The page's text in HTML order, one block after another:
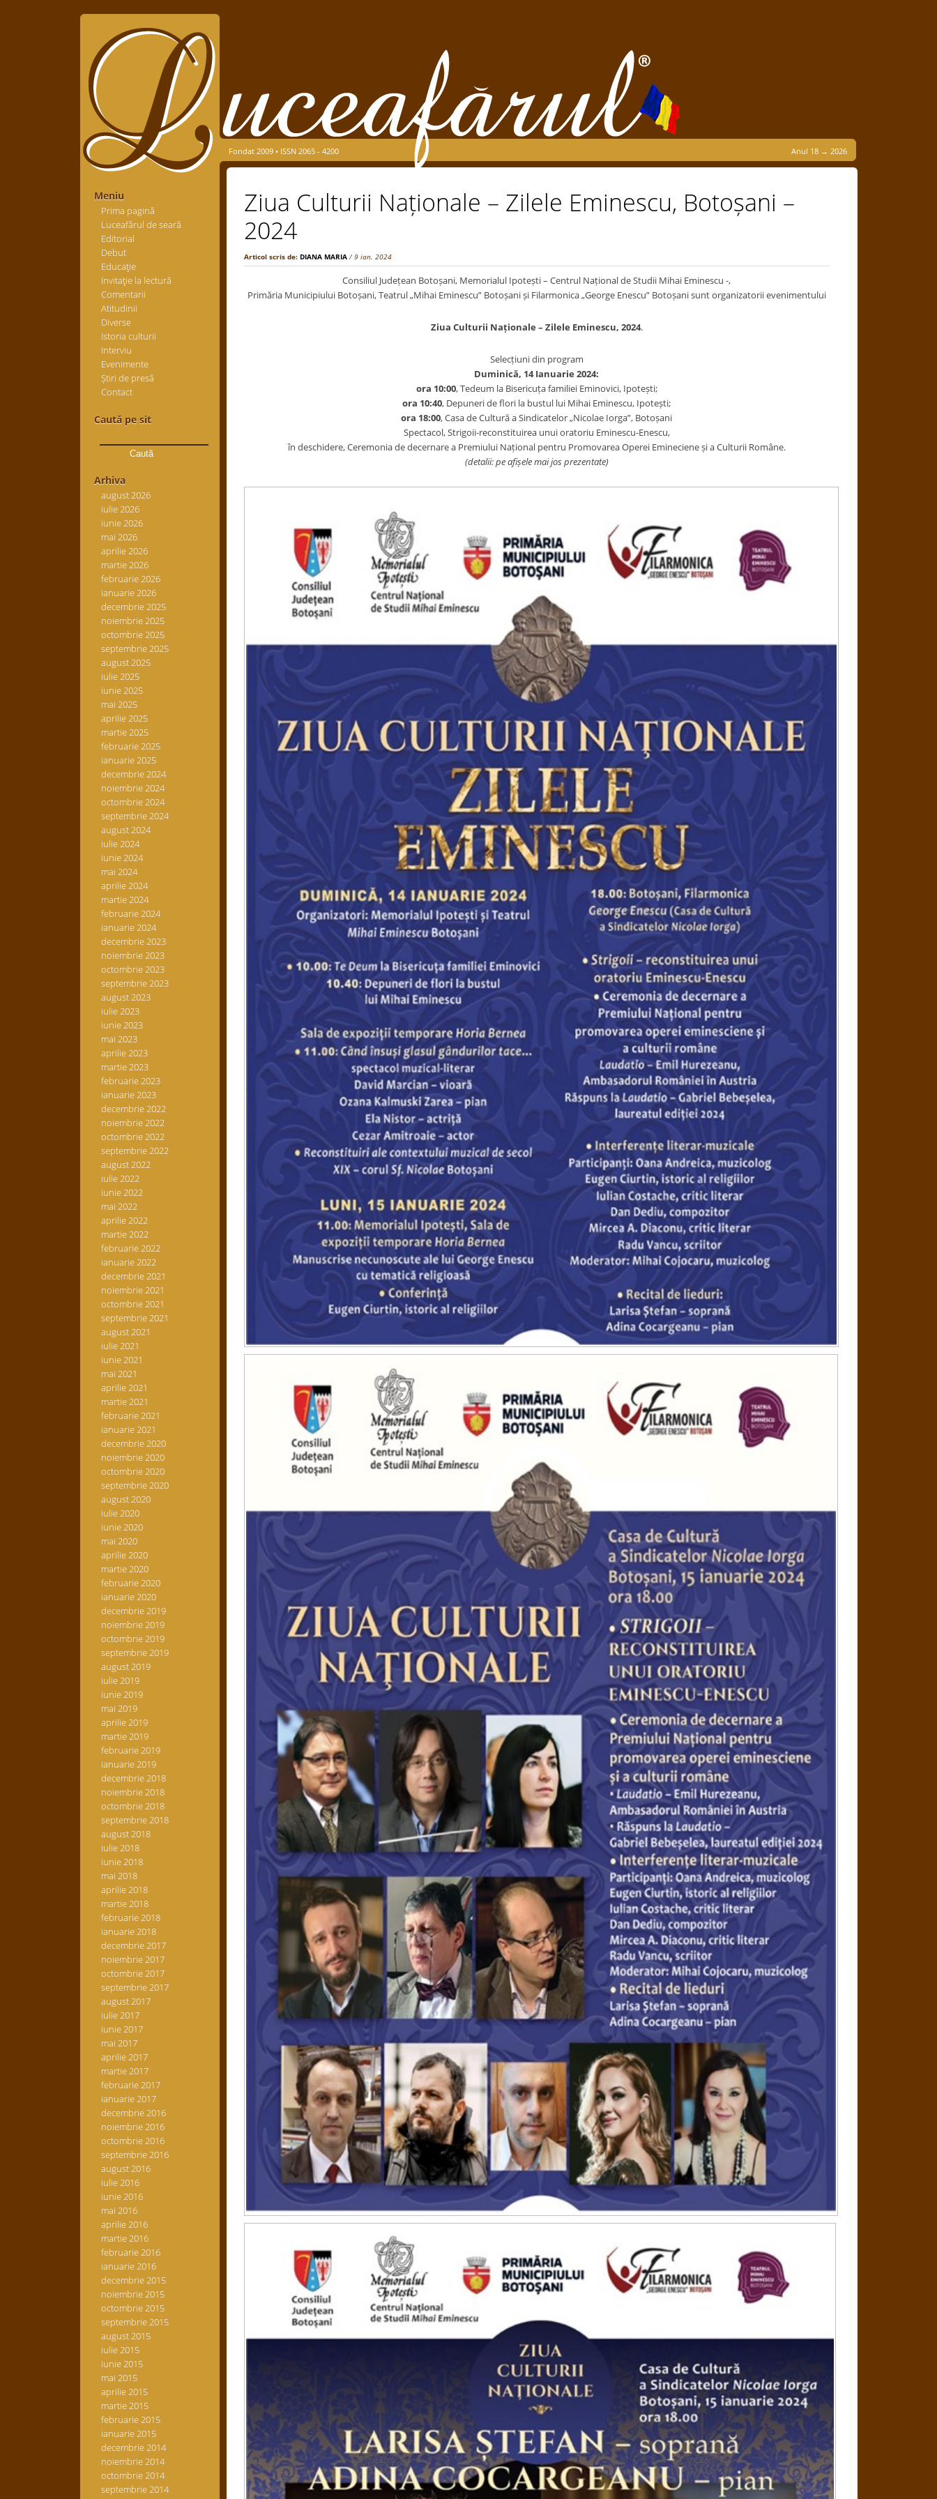
Meniu
Prima pagină
Luceafărul de seară
Editorial
Debut
Educaţie
Invitaţie la lectură
Comentarii
Atitudinii
Diverse
Istoria culturii
Interviu
Evenimente
Știri de presă
Contact
Caută pe sit
după:
Arhiva
august 2026
iulie 2026
iunie 2026
mai 2026
aprilie 2026
martie 2026
februarie 2026
ianuarie 2026
decembrie 2025
noiembrie 2025
octombrie 2025
septembrie 2025
august 2025
iulie 2025
iunie 2025
mai 2025
aprilie 2025
martie 2025
februarie 2025
ianuarie 2025
decembrie 2024
noiembrie 2024
octombrie 2024
septembrie 2024
august 2024
iulie 2024
iunie 2024
mai 2024
aprilie 2024
martie 2024
februarie 2024
ianuarie 2024
decembrie 2023
noiembrie 2023
octombrie 2023
septembrie 2023
august 2023
iulie 2023
iunie 2023
mai 2023
aprilie 2023
martie 2023
februarie 2023
ianuarie 2023
decembrie 2022
noiembrie 2022
octombrie 2022
septembrie 2022
august 2022
iulie 2022
iunie 2022
mai 2022
aprilie 2022
martie 2022
februarie 2022
ianuarie 2022
decembrie 2021
noiembrie 2021
octombrie 2021
septembrie 2021
august 2021
iulie 2021
iunie 2021
mai 2021
aprilie 2021
martie 2021
februarie 2021
ianuarie 2021
decembrie 2020
noiembrie 2020
octombrie 2020
septembrie 2020
august 2020
iulie 2020
iunie 2020
mai 2020
aprilie 2020
martie 2020
februarie 2020
ianuarie 2020
decembrie 2019
noiembrie 2019
octombrie 2019
septembrie 2019
august 2019
iulie 2019
iunie 2019
mai 2019
aprilie 2019
martie 2019
februarie 2019
ianuarie 2019
decembrie 2018
noiembrie 2018
octombrie 2018
septembrie 2018
august 2018
iulie 2018
iunie 2018
mai 2018
aprilie 2018
martie 2018
februarie 2018
ianuarie 2018
decembrie 2017
noiembrie 2017
octombrie 2017
septembrie 2017
august 2017
iulie 2017
iunie 2017
mai 2017
aprilie 2017
martie 2017
februarie 2017
ianuarie 2017
decembrie 2016
noiembrie 2016
octombrie 2016
septembrie 2016
august 2016
iulie 2016
iunie 2016
mai 2016
aprilie 2016
martie 2016
februarie 2016
ianuarie 2016
decembrie 2015
noiembrie 2015
octombrie 2015
septembrie 2015
august 2015
iulie 2015
iunie 2015
mai 2015
aprilie 2015
martie 2015
februarie 2015
ianuarie 2015
decembrie 2014
noiembrie 2014
octombrie 2014
septembrie 2014
Fondat 2009 • ISSN 2065 - 4200 Anul 18 → 2026
Ziua Culturii Naționale – Zilele Eminescu, Botoșani –
2024
Articol scris de: DIANA MARIA / 9 ian. 2024
Consiliul Județean Botoșani, Memorialul Ipotești – Centrul Național de Studii Mihai Eminescu -,
Primăria Municipiului Botoșani, Teatrul „Mihai Eminescu” Botoșani și Filarmonica „George Enescu” Botoșani sunt organizatorii evenimentului
Ziua Culturii Naționale – Zilele Eminescu, 2024.
Selecțiuni din program
Duminică, 14 Ianuarie 2024:
ora 10:00, Tedeum la Bisericuța familiei Eminovici, Ipotești;
ora 10:40, Depuneri de flori la bustul lui Mihai Eminescu, Ipotești;
ora 18:00, Casa de Cultură a Sindicatelor „Nicolae Iorga”, Botoșani
Spectacol, Strigoii-reconstituirea unui oratoriu Eminescu-Enescu,
în deschidere, Ceremonia de decernare a Premiului Național pentru Promovarea Operei Emineciene și a Culturii Române.
(detalii: pe afișele mai jos prezentate)